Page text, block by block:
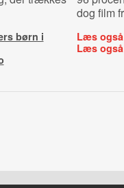
børn i
dog film
Læs
Læs